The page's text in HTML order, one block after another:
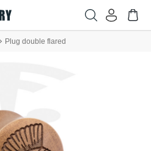
Plug double flared